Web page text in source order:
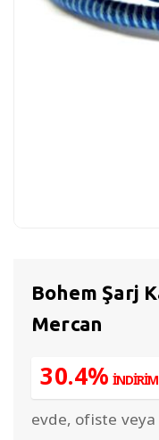
Bohem Şarj
Mercan
30.4% İNDİRİM
evde, ofiste veya